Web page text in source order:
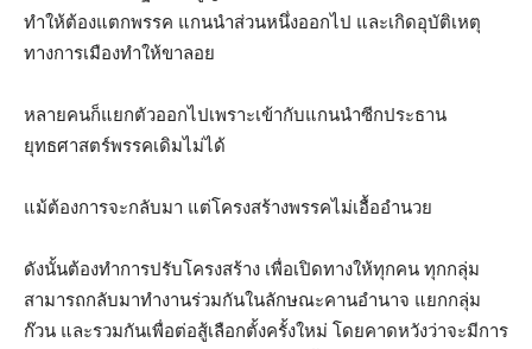
ทำให้ต้องแตกพรรค แกนนำส่วนหนึ่งออกไป และเกิดอุบัติเหตุ
ทางการเมืองทำให้ขาลอย
หลายคนก็แยกตัวออกไปเพราะเข้ากับแกนนำซีกประธาน
ยุทธศาสตร์พรรคเดิมไม่ได้
แม้ต้องการจะกลับมา แต่โครงสร้างพรรคไม่เอื้ออำนวย
ดังนั้นต้องทำการปรับโครงสร้าง เพื่อเปิดทางให้ทุกคน ทุกกลุ่ม
สามารถกลับมาทำงานร่วมกันในลักษณะคานอำนาจ แยกกลุ่ม
ก๊วน และรวมกันเพื่อต่อสู้เลือกตั้งครั้งใหม่ โดยคาดหวังว่าจะมีการ